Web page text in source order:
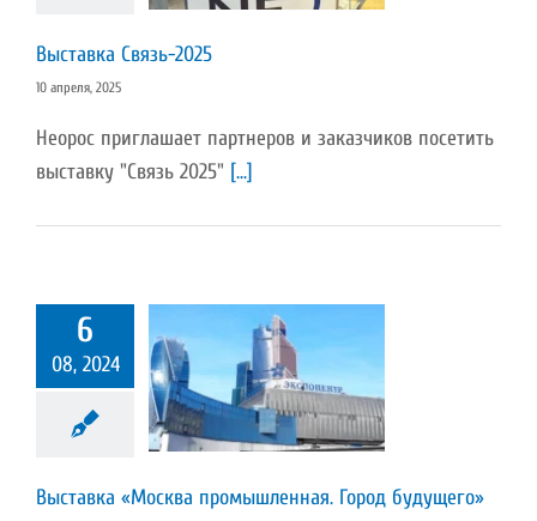
Выставка Связь-2025
10 апреля, 2025
Неорос приглашает партнеров и заказчиков посетить
выставку "Связь 2025" [...]
6
08, 2024
«Москва
Город
Выставка «Москва промышленная. Город будущего»